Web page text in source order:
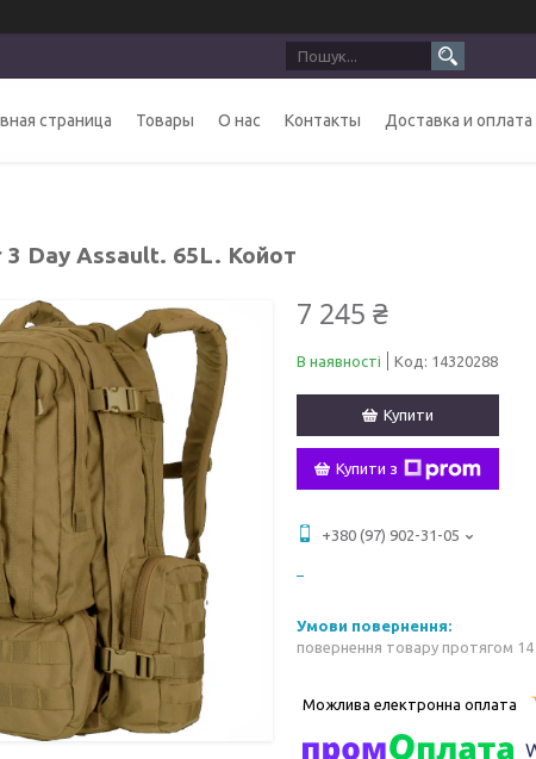
страница Товары О нас Контакты Доставка и оплата
3 Day Assault. 65L. Койот
7 245 ₴
В наявності Код: 14320288
Купити
Купити з
+380 (97) 902-31-05
повернення товару протягом 14